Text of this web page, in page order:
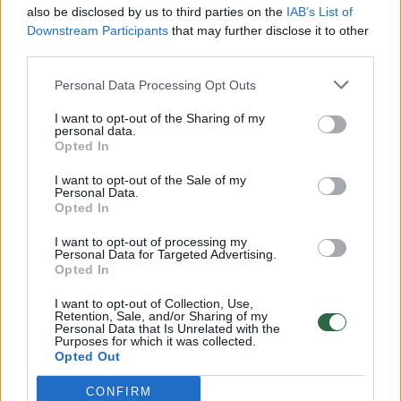
also be disclosed by us to third parties on the IAB’s List of
Downstream Participants that may further disclose it to other
Personal Data Processing Opt Outs
I want to opt-out of the Sharing of my
personal data.
Opted In
I want to opt-out of the Sale of my
Personal Data.
Opted In
I want to opt-out of processing my
Personal Data for Targeted Advertising.
Opted In
I want to opt-out of Collection, Use,
Retention, Sale, and/or Sharing of my
Personal Data that Is Unrelated with the
Purposes for which it was collected.
Opted Out
CONFIRM
Žinios Lietuvos diena
00:00:30
Vaizdai iš tragiškos avarijos Vilniaus r.: dviejų moterų ir
Žinios | Lietuvos diena
00:00:59
Nufilmavo, kaip patvino Vilniaus Vakarinis aplinkkelis:
vaizdas pribloškia
Žinios | Lietuvos diena
„Pagarba pirmajai premjerei“: pasidalijo jautriais
prisiminimais apie Kazimierą Prunskienę
Žinios | Lietuvos diena